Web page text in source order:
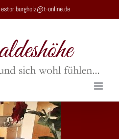
estor.burgholz@t-online.de